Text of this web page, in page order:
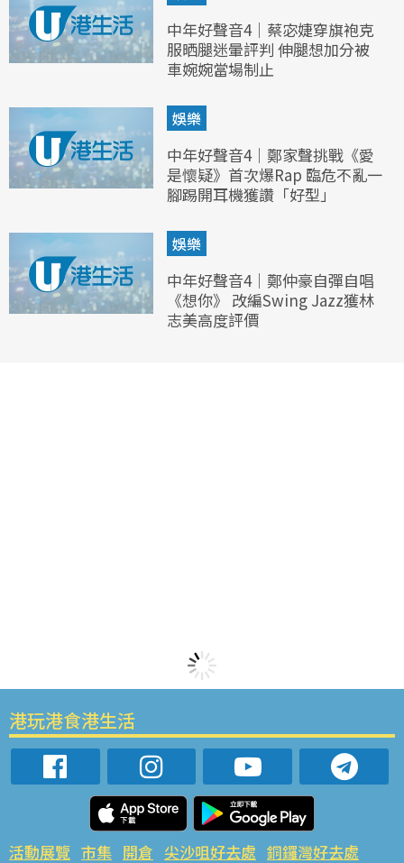
中年好聲音4｜蔡宓婕穿旗袍克
服晒腿迷暈評判 伸腿想加分被
車婉婉當場制止
娛樂
中年好聲音4｜鄭家聲挑戰《愛
是懷疑》首次爆Rap 臨危不亂一
腳踢開耳機獲讚「好型」
娛樂
中年好聲音4｜鄭仲豪自彈自唱
《想你》 改編Swing Jazz獲林
志美高度評價
港玩港食港生活
活動展覽 市集 開倉 尖沙咀好去處 銅鑼灣好去處